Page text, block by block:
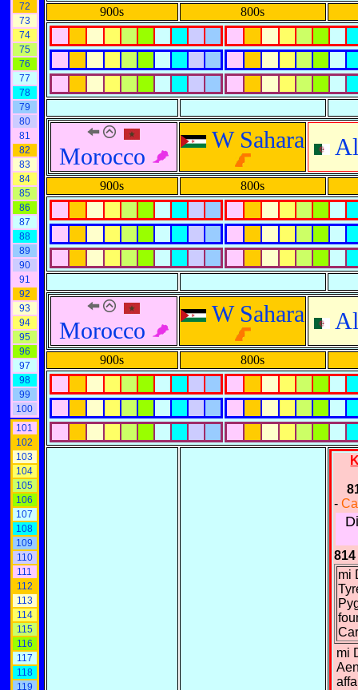
72
73
74
75
76
77
78
79
80
81
82
83
84
85
86
87
88
89
90
91
92
93
94
95
96
97
98
99
100
101
102
103
104
105
106
107
108
109
110
111
112
113
114
115
116
117
118
119
900s 800s
Morocco
W Sahara
900s 800s
Morocco
W Sahara
900s 800s
-
814
mi
mi